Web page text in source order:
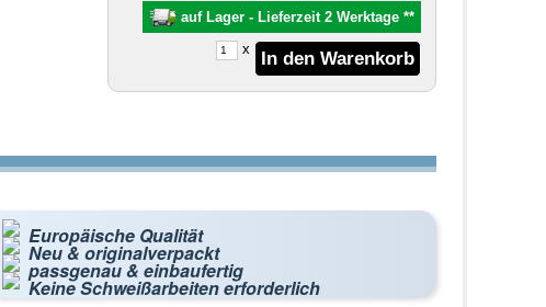
auf Lager - Lieferzeit 2 Werktage **
x
Europäische Qualität
Neu & originalverpackt
passgenau & einbaufertig
Keine Schweißarbeiten erforderlich